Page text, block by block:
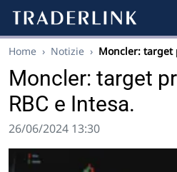
Home › Notizie › Moncler:
Moncler: target
RBC e Intesa.
26/06/2024 13:30